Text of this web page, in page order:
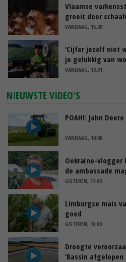
Vlaamse
groeit door
VANDAAG, 15:20
‘Cijfer jezelf niet
je gelukkig van
VANDAAG, 13:31
NIEUWSTE VIDEO'S
POAH!: John Deere
VANDAAG, 10:00
Oekraïne-vlogger
de ambassade
GISTEREN, 12:00
Limburgse mais
goed
GISTEREN, 10:00
Droogte
‘Bassin